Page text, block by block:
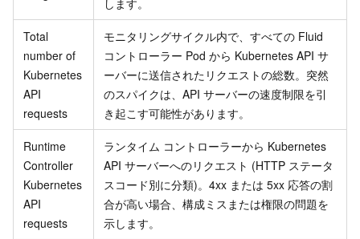
Total
number of
Kubernetes
API
requests
モニタリングサイクル内で、すべての Fluid
コントローラー Pod から Kubernetes API サ
ーバーに送信されたリクエストの総数。突然
のスパイクは、API サーバーの速度制限を引
き起こす可能性があります。
Runtime
Controller
Kubernetes
API
requests
ランタイム コントローラーから Kubernetes
API サーバーへのリクエスト (HTTP ステータ
スコード別に分類)。4xx または 5xx 応答の割
合が高い場合、構成ミスまたは権限の問題を
示します。